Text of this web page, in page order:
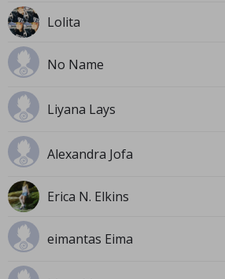
Lolita
No Name
Liyana Lays
Alexandra Jofa
Erica N. Elkins
eimantas Eima